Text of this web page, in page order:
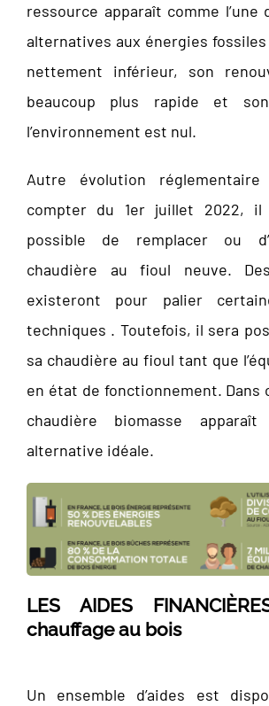
ressource apparaît comme l’une
alternatives aux énergies
nettement inférieur, son
beaucoup plus rapide et
l’environnement est nul.
Autre évolution
compter du 1er juillet 2022, il
possible de remplacer ou
chaudière au fioul neuve.
existeront pour palier
techniques . Toutefois, il sera
sa chaudière au fioul tant que
en état de fonctionnement. Dans
chaudière biomasse
alternative idéale.
LES AIDES
chauffage au bois
Un ensemble d’aides est